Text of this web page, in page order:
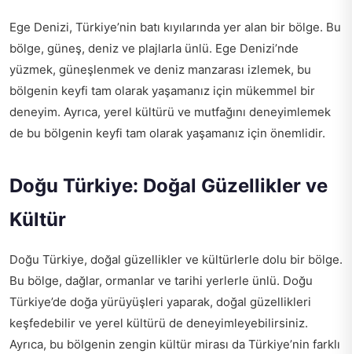
Ege Denizi, Türkiye’nin batı kıyılarında yer alan bir bölge. Bu
bölge, güneş, deniz ve plajlarla ünlü. Ege Denizi’nde
yüzmek, güneşlenmek ve deniz manzarası izlemek, bu
bölgenin keyfi tam olarak yaşamanız için mükemmel bir
deneyim. Ayrıca, yerel kültürü ve mutfağını deneyimlemek
de bu bölgenin keyfi tam olarak yaşamanız için önemlidir.
Doğu Türkiye: Doğal Güzellikler ve
Kültür
Doğu Türkiye, doğal güzellikler ve kültürlerle dolu bir bölge.
Bu bölge, dağlar, ormanlar ve tarihi yerlerle ünlü. Doğu
Türkiye’de doğa yürüyüşleri yaparak, doğal güzellikleri
keşfedebilir ve yerel kültürü de deneyimleyebilirsiniz.
Ayrıca, bu bölgenin zengin kültür mirası da Türkiye’nin farklı